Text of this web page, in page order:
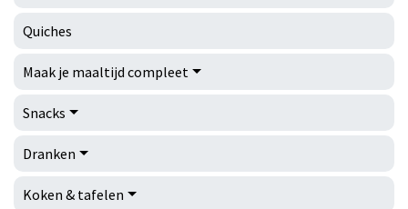
Quiches
Maak je maaltijd compleet
Snacks
Dranken
Koken & tafelen